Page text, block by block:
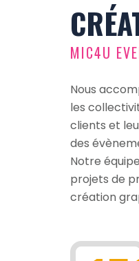
MIC4U
Nous
les
clients et
des
Notre
projets de
création